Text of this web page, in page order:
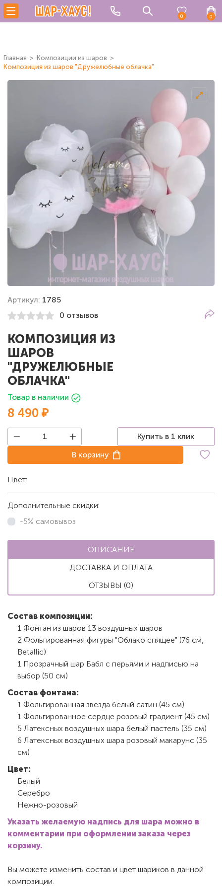
0 0
Главная
Композиции из шаров
Композиция из шаров "Дружелюбные облачка"
Артикул: 1785
0 отзывов
КОМПОЗИЦИЯ ИЗ
ШАРОВ
"ДРУЖЕЛЮБНЫЕ
ОБЛАЧКА"
Товар в наличии
8 490 ₽
Купить в 1 клик
В корзину
Цвет:
Дополнительные скидки:
-5% самовывоз
ОПИСАНИЕ
ДОСТАВКА И ОПЛАТА
ОТЗЫВЫ (0)
Состав композиции:
1 Фонтан из шаров 13 воздушных шаров
2 Фольгированная фигуры "Облако спящее" (76 см,
Betallic)
1 Прозрачный шар Бабл с перьями и надписью на
выбор (50 см)
Состав фонтана:
1 Фольгированная звезда белый сатин (45 см)
1 Фольгированное сердце розовый градиент (45 см)
5 Латексных воздушных шара белый пастель (35 см)
6 Латексных воздушных шара розовый макарунс (35
см)
Цвет:
Белый
Серебро
Нежно-розовый
Указать желаемую надпись для шара можно в
комментарии при оформлении заказа через
корзину.
Вы можете изменить состав и цвет шариков в данной
композиции.